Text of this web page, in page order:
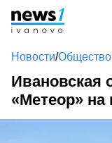
Новости/Общество
Ивановская
«Метеор»